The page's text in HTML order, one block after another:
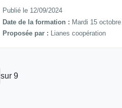
Publié le 12/09/2024
Date de la formation : Mardi 15
Proposée par : Lianes coopération
sur 9